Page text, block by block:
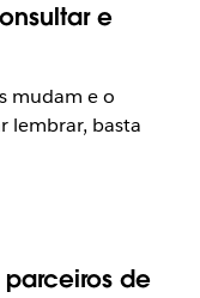
e
mudam e o
lembrar, basta
parceiros de